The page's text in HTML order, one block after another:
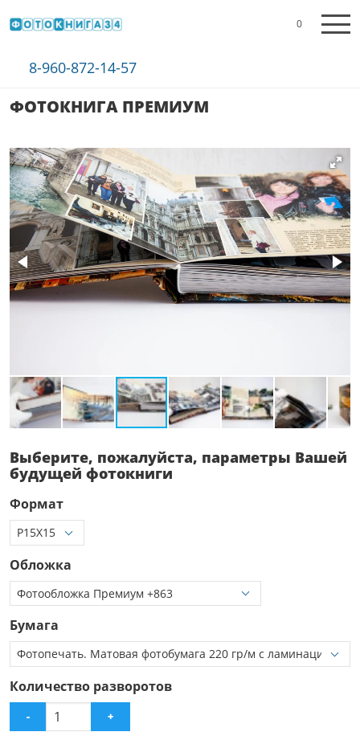
8-960-872-14-57
0
ФОТОКНИГА ПРЕМИУМ
Выберите, пожалуйста, параметры Вашей
будущей фотокниги
Формат
Обложка
Бумага
Количество разворотов
- +